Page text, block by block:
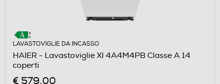
LAVASTOVIGLIE DA INCASSO
HAIER - Lavastoviglie XI 4A4M4PB Classe A 14
coperti
€ 579,00